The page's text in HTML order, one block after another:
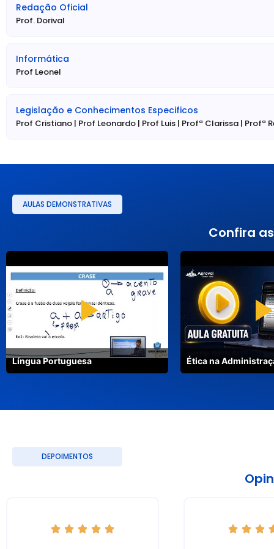
administração de contratos de trabalho; executar
fornecedores, contratos públicos, materiais, compras,
orçamentário; controlar fundo fixo (pequeno caixa), verbas,
realizar conciliação e análise de movimentos contábeis;
realizar todos os trabalhos administrativos em diversas
atendimento à categoria e ao público; manter regularidade
trabalhos externos e suporte operacional para reuniões/
(manutenção predial, hidráulica e elétrica); informar
MEC)
• Requisitos Específicos: Não há requisitos específicos
• Vagas: Cadastro de Reserva (CR) – Total de 230
Subsede (São Paulo – Sede e Metropolitana: 30+30=60;
vagas cada). Há também 2 vagas efetivas (1 para
Metropolitana).
• Remuneração (salário base): R$ 4.659,07
• Benefícios: Vale Refeição (R$ 1.662,54 por mês,
Alimentação (R$ 1.007,23 por mês); Plano de Saúde
Cargos e Salários; Vale Transporte.
• Jornada de Trabalho: 30 horas semanais
Redação Oficial
Prof. Dorival
Informática
Prof Leonel
Legislação e Conhecimentos Especificos
Prof Cristiano | Prof Leonardo | Prof Luis | Profª Clarissa | Profª
AULAS DEMONSTRATIVAS
Confira
Língua Portuguesa Ética na
DEPOIMENTOS